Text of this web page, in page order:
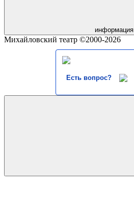
информация
Михайловский театр ©2000-2026
Есть вопрос?